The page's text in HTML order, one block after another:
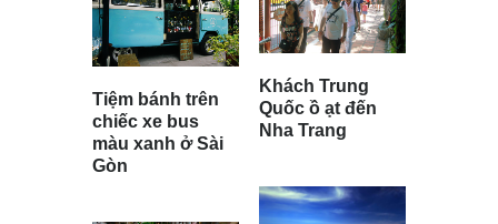
Tiệm bánh trên
chiếc xe bus
màu xanh ở Sài
Gòn
Khách Trung
Quốc ồ ạt đến
Nha Trang